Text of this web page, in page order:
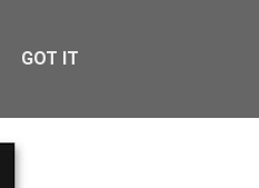
GOT IT